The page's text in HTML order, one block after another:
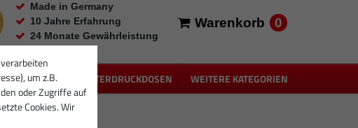
Made in Germany
10 Jahre Erfahrung
24 Monate Gewährleistung
Warenkorb 0
UNTERDRUCKDOSEN WEITERE KATEGORIEN
um z.B.
oder Zugriffe auf
Cookies. Wir